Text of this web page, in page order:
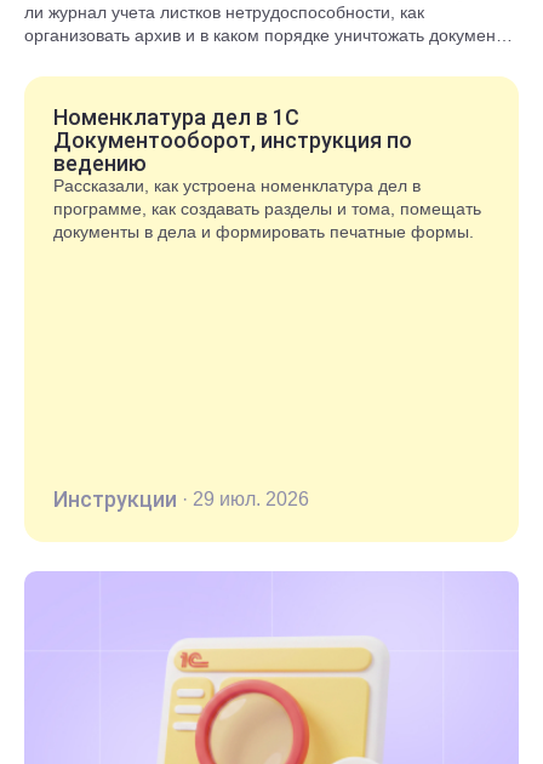
ли журнал учета листков нетрудоспособности, как
организовать архив и в каком порядке уничтожать документы
Номенклатура дел в 1С
Документооборот, инструкция по
ведению
Рассказали, как устроена номенклатура дел в
программе, как создавать разделы и тома, помещать
документы в дела и формировать печатные формы.
Инструкции · 29 июл. 2026